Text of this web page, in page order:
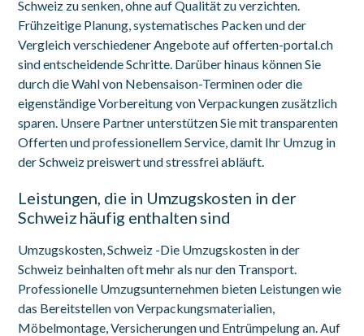
Schweiz zu senken, ohne auf Qualität zu verzichten.
Frühzeitige Planung, systematisches Packen und der
Vergleich verschiedener Angebote auf offerten-portal.ch
sind entscheidende Schritte. Darüber hinaus können Sie
durch die Wahl von Nebensaison-Terminen oder die
eigenständige Vorbereitung von Verpackungen zusätzlich
sparen. Unsere Partner unterstützen Sie mit transparenten
Offerten und professionellem Service, damit Ihr Umzug in
der Schweiz preiswert und stressfrei abläuft.
Leistungen, die in Umzugskosten in der
Schweiz häufig enthalten sind
Umzugskosten, Schweiz -Die Umzugskosten in der
Schweiz beinhalten oft mehr als nur den Transport.
Professionelle Umzugsunternehmen bieten Leistungen wie
das Bereitstellen von Verpackungsmaterialien,
Möbelmontage, Versicherungen und Entrümpelung an. Auf